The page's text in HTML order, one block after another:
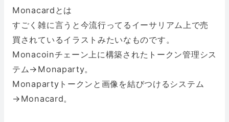
Monacardとは
すごく雑に言うと今流行ってるイーサリアム上で売
買されているイラストみたいなものです。
Monacoinチェーン上に構築されたトークン管理シス
テム→Monaparty。
Monapartyトークンと画像を結びつけるシステム
→Monacard。